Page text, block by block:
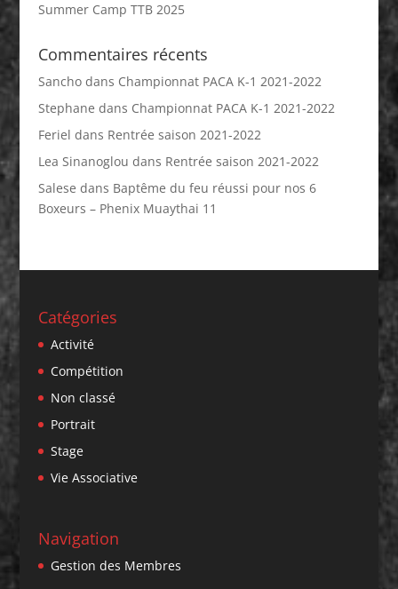
Summer Camp TTB 2025
Commentaires récents
Sanchodans Championnat PACA K-1 2021-2022
Stephane dans Championnat PACA K-1 2021-2022
Feriel dans Rentrée saison 2021-2022
Lea Sinanoglou dans Rentrée saison 2021-2022
Salese dans Baptême du feu réussi pour nos 6
Boxeurs – Phenix Muaythai 11
Catégories
Activité
Compétition
Non classé
Portrait
Stage
Vie Associative
Navigation
Gestion des Membres